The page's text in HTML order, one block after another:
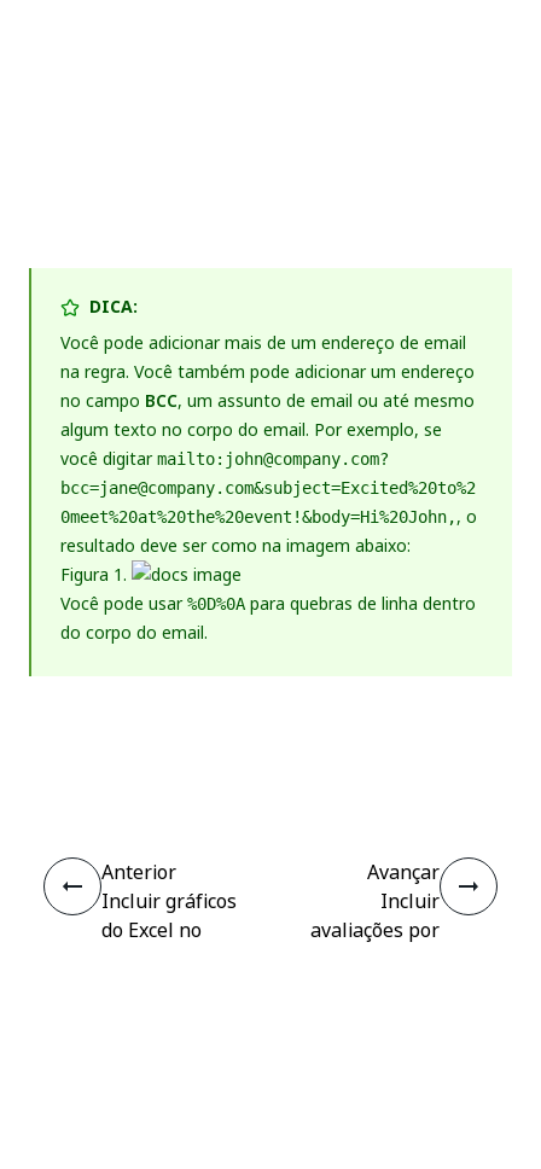
DICA:
Você pode adicionar mais de um endereço de email
na regra. Você também pode adicionar um endereço
no campo BCC, um assunto de email ou até mesmo
algum texto no corpo do email. Por exemplo, se
você digitarmailto:john@company.com?
bcc=jane@company.com&subject=Excited%20to%2
0meet%20at%20the%20event!&body=Hi%20John,, o
resultado deve ser como na imagem abaixo:
Figura 1.
Você pode usar%0D%0A para quebras de linha dentro
do corpo do email.
Anterior
Incluir gráficos
do Excel no
Avançar
Incluir
avaliações por